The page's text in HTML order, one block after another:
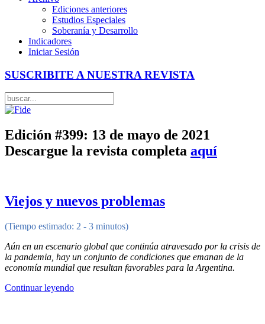
Ediciones anteriores
Estudios Especiales
Soberanía y Desarrollo
Indicadores
Iniciar Sesión
SUSCRIBITE A NUESTRA REVISTA
Edición #399: 13 de mayo de 2021
Descargue la revista completa aquí
Viejos y nuevos problemas
(Tiempo estimado: 2 - 3 minutos)
Aún en un escenario global que continúa atravesado por la crisis de
la pandemia, hay un conjunto de condiciones que emanan de la
economía mundial que resultan favorables para la Argentina.
Continuar leyendo